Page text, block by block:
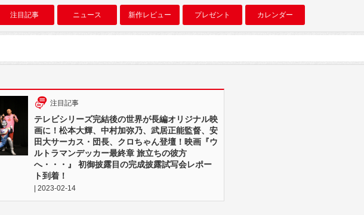
注目記事 ニュース 新作レビュー プレゼント カレンダー
注目記事
テレビシリーズ完結後の世界が長編オリジナル映
画に！松本大輝、中村加弥乃、武居正能監督、安
田大サーカス・団長、クロちゃん登壇！映画『ウ
ルトラマンデッカー最終章 旅立ちの彼方
へ・・・』 初御披露目の完成披露試写会レポー
ト到着！
| 2023-02-14